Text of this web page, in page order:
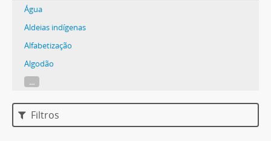
Água
Aldeias indígenas
Alfabetização
Algodão
...
Filtros